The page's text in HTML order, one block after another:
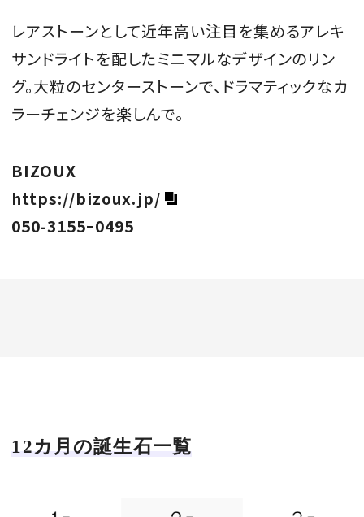
レアストーンとして近年高い注目を集めるアレキ
サンドライトを配したミニマルなデザインのリン
グ。大粒のセンターストーンで、ドラマティックなカ
ラーチェンジを楽しんで。
BIZOUX
https://bizoux.jp/
050-3155ｰ0495
12カ月の誕生石一覧